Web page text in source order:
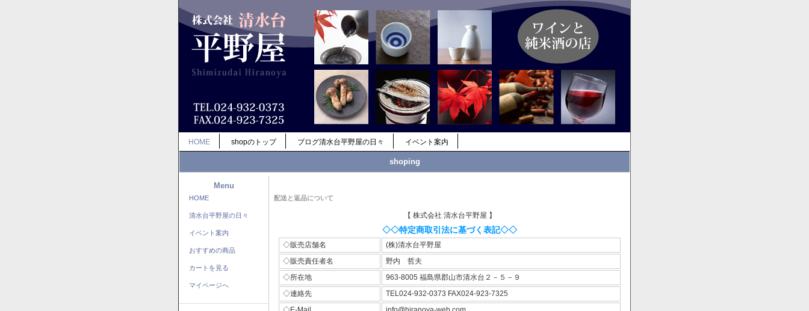
HOME shopのトップ ブログ清水台平野屋の日々 イベント案内
shoping
Menu
HOME
清水台平野屋の日々
イベント案内
おすすめの商品
カートを見る
マイページへ
配送と返品について
【 株式会社 清水台平野屋 】
◇◇特定商取引法に基づく表記◇◇
◇販売店舗名
(株)清水台平野屋
◇販売責任者名
野内 哲夫
◇所在地
963-8005 福島県郡山市清水台２－５－９
◇連絡先
TEL024-932-0373 FAX024-923-7325